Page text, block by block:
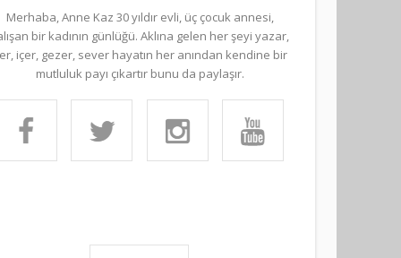
Merhaba, Anne Kaz 30 yıldır evli, üç çocuk annesi,
bir kadının günlüğü. Aklına gelen her şeyi yazar,
içer, gezer, sever hayatın her anından kendine bir
mutluluk payı çıkartır bunu da paylaşır.